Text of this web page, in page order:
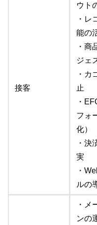
接客
ウト
・レ
能の
・商
ジェ
・カ
止
・
フォ
化）
・決
実
・
ルの
・メ
ンの